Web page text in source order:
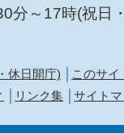
分～17時(祝日
休日開庁)
このサイ
リンク集 サイト